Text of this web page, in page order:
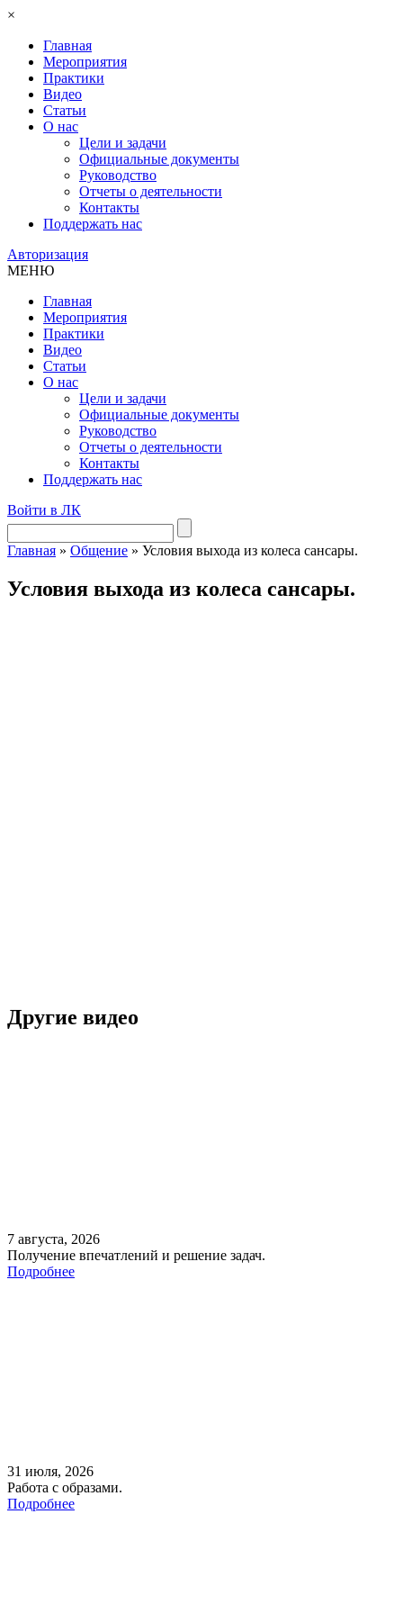
×
Главная
Мероприятия
Практики
Видео
Статьи
О нас
Цели и задачи
Официальные документы
Руководство
Отчеты о деятельности
Контакты
Поддержать нас
Авторизация
МЕНЮ
Главная
Мероприятия
Практики
Видео
Статьи
О нас
Цели и задачи
Официальные документы
Руководство
Отчеты о деятельности
Контакты
Поддержать нас
Войти в ЛК
Главная » Общение » Условия выхода из колеса сансары.
Условия выхода из колеса сансары.
Другие видео
7 августа, 2026
Получение впечатлений и решение задач.
Подробнее
31 июля, 2026
Работа с образами.
Подробнее